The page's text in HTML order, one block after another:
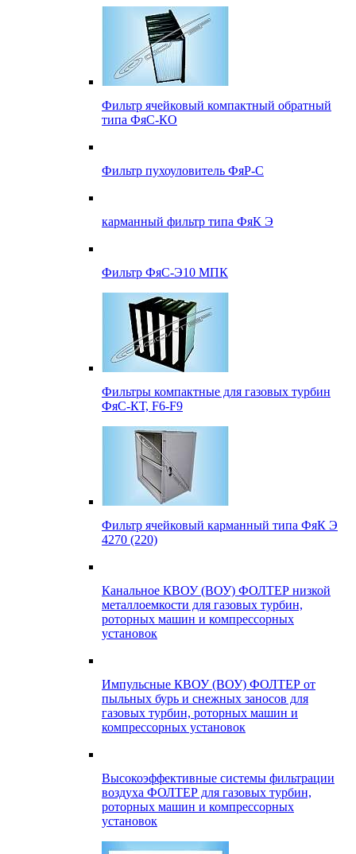
Фильтр ячейковый компактный обратный
типа ФяС-КО
Фильтр пухоуловитель ФяР-С
карманный фильтр типа ФяК Э
Фильтр ФяС-Э10 МПК
Фильтры компактные для газовых турбин
ФяС-КТ, F6-F9
Фильтр ячейковый карманный типа ФяК Э
4270 (220)
Канальное КВОУ (ВОУ) ФОЛТЕР низкой
металлоемкости для газовых турбин,
роторных машин и компрессорных
установок
Импульсные КВОУ (ВОУ) ФОЛТЕР от
пыльных бурь и снежных заносов для
газовых турбин, роторных машин и
компрессорных установок
Высокоэффективные системы фильтрации
воздуха ФОЛТЕР для газовых турбин,
роторных машин и компрессорных
установок